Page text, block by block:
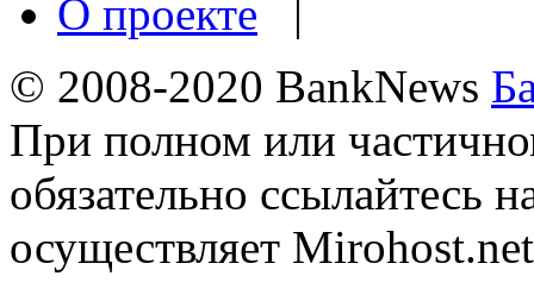
О проекте |
© 2008-2020 BankNews
При полном или
обязательно ссылайтесь
осуществляет